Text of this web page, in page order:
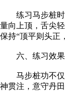
练习马步桩时，
量向上顶，舌尖
保持“顶平则头正
六、练习效果
马步桩功不仅能
神贯注，意守丹